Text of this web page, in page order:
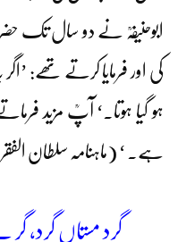
ابوحنیفہؒ نے دو سال تک
کی اور فرمایا کرتے تھے:
ہو گیا ہوتا۔‘ آپؒ مزید
ہے۔ ‘ (ماہنامہ سلطان الفقر
گرد مستاں گرد،